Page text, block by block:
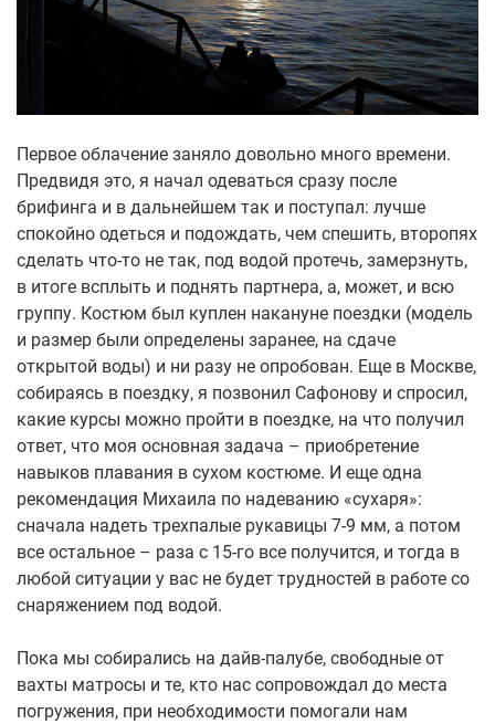
Первое облачение заняло довольно много времени.
Предвидя это, я начал одеваться сразу после
брифинга и в дальнейшем так и поступал: лучше
спокойно одеться и подождать, чем спешить, второпях
сделать что-то не так, под водой протечь, замерзнуть,
в итоге всплыть и поднять партнера, а, может, и всю
группу. Костюм был куплен накануне поездки (модель
и размер были определены заранее, на сдаче
открытой воды) и ни разу не опробован. Еще в Москве,
собираясь в поездку, я позвонил Сафонову и спросил,
какие курсы можно пройти в поездке, на что получил
ответ, что моя основная задача – приобретение
навыков плавания в сухом костюме. И еще одна
рекомендация Михаила по надеванию «сухаря»:
сначала надеть трехпалые рукавицы 7-9 мм, а потом
все остальное – раза с 15-го все получится, и тогда в
любой ситуации у вас не будет трудностей в работе со
снаряжением под водой.
Пока мы собирались на дайв-палубе, свободные от
вахты матросы и те, кто нас сопровождал до места
погружения, при необходимости помогали нам